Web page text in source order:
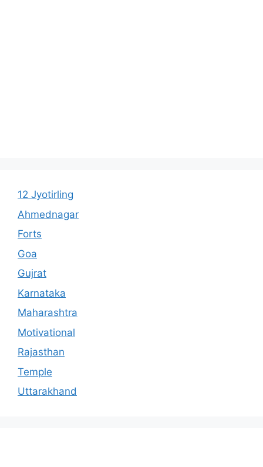
12 Jyotirling
Ahmednagar
Forts
Goa
Gujrat
Karnataka
Maharashtra
Motivational
Rajasthan
Temple
Uttarakhand